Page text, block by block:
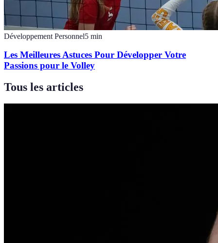
Développement Personnel5 min
Les Meilleures Astuces Pour Développer Votre
Passions pour le Volley
Tous les articles